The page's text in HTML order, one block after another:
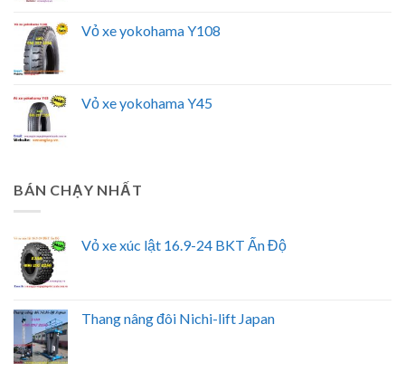
Vỏ xe yokohama Y108
Vỏ xe yokohama Y45
BÁN CHẠY NHẤT
Vỏ xe xúc lật 16.9-24 BKT Ấn Độ
Thang nâng đôi Nichi-lift Japan